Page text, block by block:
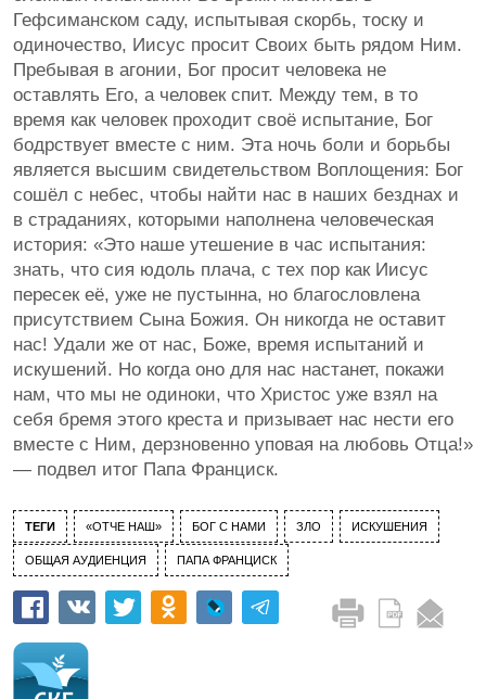
Гефсиманском саду, испытывая скорбь, тоску и
одиночество, Иисус просит Своих быть рядом Ним.
Пребывая в агонии, Бог просит человека не
оставлять Его, а человек спит. Между тем, в то
время как человек проходит своё испытание, Бог
бодрствует вместе с ним. Эта ночь боли и борьбы
является высшим свидетельством Воплощения: Бог
сошёл с небес, чтобы найти нас в наших безднах и
в страданиях, которыми наполнена человеческая
история: «Это наше утешение в час испытания:
знать, что сия юдоль плача, с тех пор как Иисус
пересек её, уже не пустынна, но благословлена
присутствием Сына Божия. Он никогда не оставит
нас! Удали же от нас, Боже, время испытаний и
искушений. Но когда оно для нас настанет, покажи
нам, что мы не одиноки, что Христос уже взял на
себя бремя этого креста и призывает нас нести его
вместе с Ним, дерзновенно уповая на любовь Отца!»
— подвел итог Папа Франциск.
ТЕГИ «ОТЧЕ НАШ» БОГ С НАМИ ЗЛО ИСКУШЕНИЯ
ОБЩАЯ АУДИЕНЦИЯ ПАПА ФРАНЦИСК